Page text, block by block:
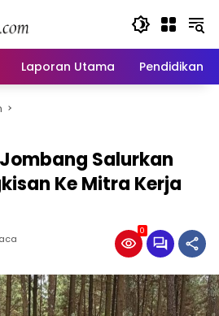
Laporan Utama Pendidikan
Salurkan
Ke Mitra Kerja
0